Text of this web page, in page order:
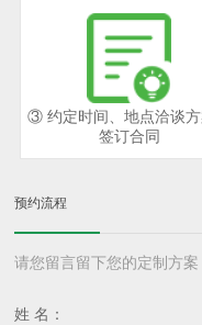
③ 约定时间、地点洽谈方
签订合同
预约流程
请您留言留下您的定制方
姓 名：